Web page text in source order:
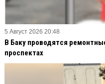
5 Август 2026 20:48
В Баку проводятся
проспектах